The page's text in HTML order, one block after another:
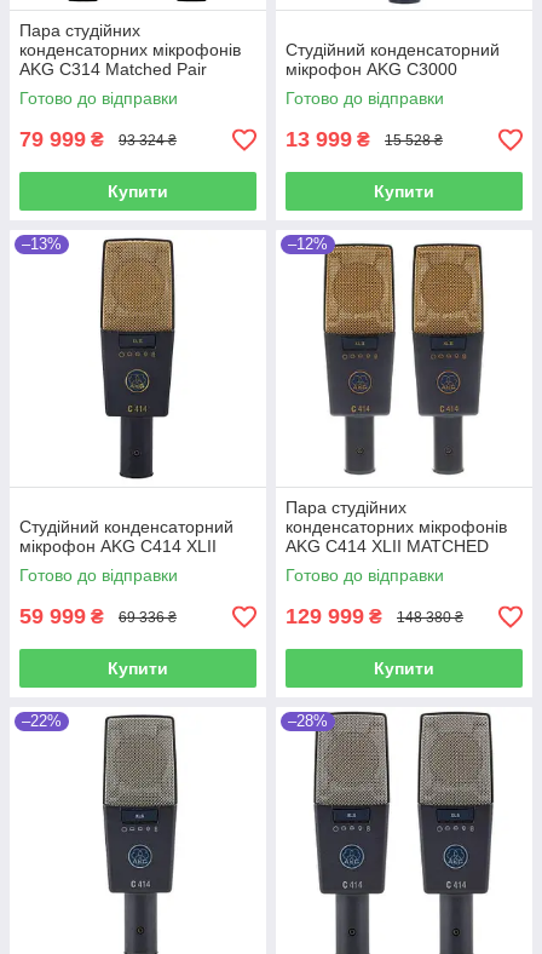
Пара студійних
конденсаторних мікрофонів
AKG C314 Matched Pair
Готово до відправки
79 999 ₴ 93 324 ₴
Купити
Студійний конденсаторний
мікрофон AKG C3000
Готово до відправки
13 999 ₴ 15 528 ₴
Купити
–13%
Студійний конденсаторний
мікрофон AKG C414 XLII
Готово до відправки
59 999 ₴ 69 336 ₴
Купити
–12%
Пара студійних
конденсаторних мікрофонів
AKG C414 XLII MATCHED
PAIR (Stereoset)
Готово до відправки
129 999 ₴ 148 380 ₴
Купити
–22% –28%